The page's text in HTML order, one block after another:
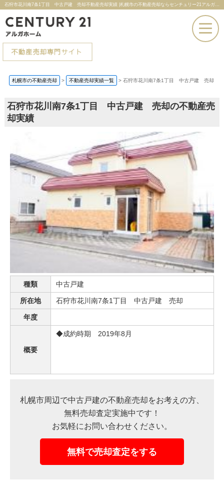
石狩市花川南7条1丁目 中古戸建 売却不動産売却実績 |札幌市の不動産売却ならセンチュリー21アルガホーム
その場で売却査定
高く 秘密に
売りたい
売った後も
住み続けたい
スタッフ紹介 会社概要
お問い合わせ
札幌市の不動産売却 > 不動産売却実績一覧 > 石狩市花川南7条1丁目 中古戸建 売却
石狩市花川南7条1丁目 中古戸建 売却の不動産売
却実績
種類 中古戸建
所在地 石狩市花川南7条1丁目 中古戸建 売却
年度
概要
◆成約時期 2019年8月
札幌市周辺で中古戸建の不動産売却をお考えの方、
無料売却査定実施中です！
お気軽にお問い合わせください。
無料で売却査定をする